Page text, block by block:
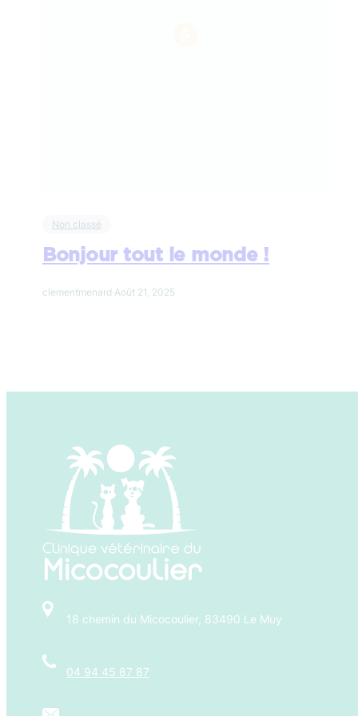
Non classé
Bonjour tout le monde !
clementmenard·Août 21, 2025
18 chemin du Micocoulier, 83490 Le Muy
04 94 45 87 87